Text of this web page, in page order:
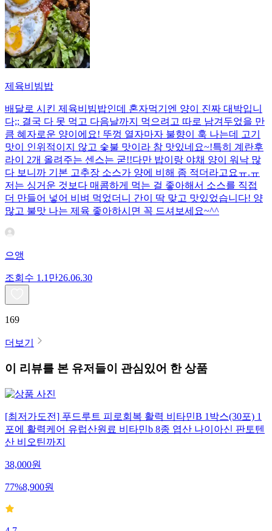
제육비빔밥
배달로 시킨 제육비빔밥인데 혼자먹기엔 양이 진짜 대박입니
다;; 결국 다 못 먹고 다음날까지 먹으려고 따로 남겨두었을 만
큼 혜자로운 양이에요! 뚜껑 열자마자 불향이 훅 나는데 고기
맛이 인위적이지 않고 숯불 맛이라 참 맛있네요~!특히 계란후
라이 2개 올려주는 센스는 굳!! ​다만 밥이랑 야채 양이 워낙 많
다 보니까 기본 고추장 소스가 양에 비해 좀 적더라고요ㅠ.ㅠ
저는 싱거운 것보다 매콤하게 먹는 걸 좋아해서 소스를 직접
더 만들어 넣어 비벼 먹었더니 간이 딱 맞고 맛있었습니다! 양
많고 불맛 나는 제육 좋아하시면 꼭 드셔보세요~^^
으앵
조회수 1.1만26.06.30
169
더보기
이 리뷰를 본 유저들이 관심있어 한 상품
[최저가도전] 푸드루트 피로회복 활력 비타민B 1박스(30포) 1
포에 활력케어 유럽산원료 비타민b 8종 엽산 나이아신 판토텐
산 비오틴까지
38,000원
77%8,900원